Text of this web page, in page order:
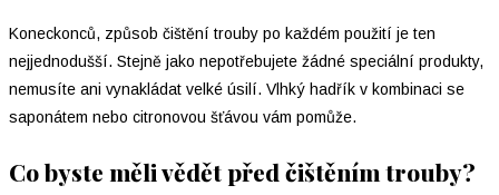
Koneckonců, způsob čištění trouby po každém použití je ten
nejjednodušší. Stejně jako nepotřebujete žádné speciální produkty,
nemusíte ani vynakládat velké úsilí. Vlhký hadřík v kombinaci se
saponátem nebo citronovou šťávou vám pomůže.
Co byste měli vědět před čištěním trouby?